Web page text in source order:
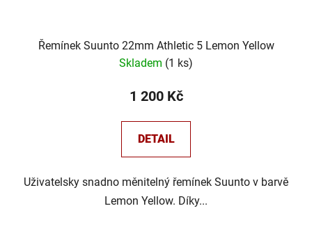
Řemínek Suunto 22mm Athletic 5 Lemon Yellow
Skladem (1 ks)
1 200 Kč
DETAIL
Uživatelsky snadno měnitelný řemínek Suunto v barvě
Lemon Yellow. Díky...